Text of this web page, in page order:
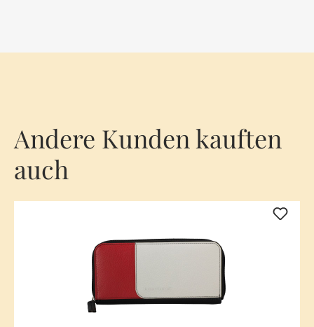
Andere Kunden kauften
auch